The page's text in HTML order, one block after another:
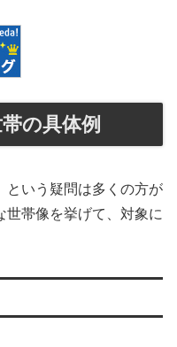
の具体例
という疑問は多くの方が
世帯像を挙げて、対象に